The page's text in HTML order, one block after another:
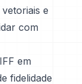
e
com
em
fidelidade